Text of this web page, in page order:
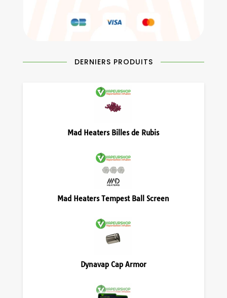
DERNIERS PRODUITS
Mad Heaters Billes de Rubis
Mad Heaters Tempest Ball Screen
Dynavap Cap Armor